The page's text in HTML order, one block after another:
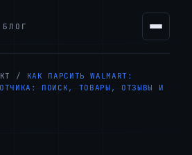
БЛОГ
/
КАК ПАРСИТЬ WALMART:
ПОИСК, ТОВАРЫ, ОТЗЫВЫ И